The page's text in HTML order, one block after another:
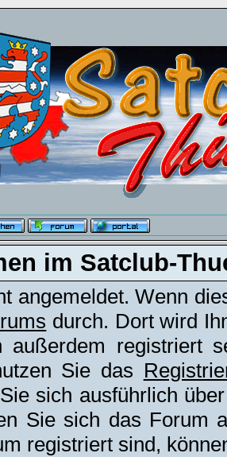
im Satclub-
angemeldet. Wenn
durch. Dort wird
außerdem registriert
Sie das
Sie sich ausführlich
Sie sich das Forum
registriert sind,